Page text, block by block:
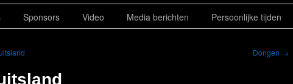
Sponsors Video Media berichten Persoonlijke tijden
Dongen →